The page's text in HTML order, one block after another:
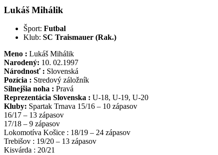
Lukáš Mihálik
Šport: Futbal
Klub: SC Traismauer (Rak.)
Meno : Lukáš Mihálik
Narodený: 10. 02.1997
Národnosť : Slovenská
Pozícia : Stredový záložník
Silnejšia noha : Pravá
Reprezentácia Slovenska : U-18, U-19, U-20
Kluby: Spartak Trnava 15/16 – 10 zápasov
16/17 – 13 zápasov
17/18 – 9 zápasov
Lokomotíva Košice : 18/19 – 24 zápasov
Trebišov : 19/20 – 13 zápasov
Kisvárda : 20/21